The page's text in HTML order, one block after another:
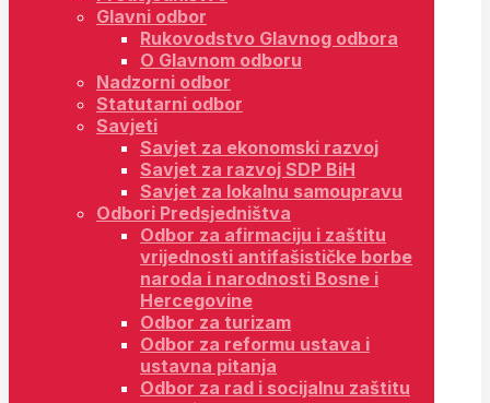
Glavni odbor
Rukovodstvo Glavnog odbora
O Glavnom odboru
Nadzorni odbor
Statutarni odbor
Savjeti
Savjet za ekonomski razvoj
Savjet za razvoj SDP BiH
Savjet za lokalnu samoupravu
Odbori Predsjedništva
Odbor za afirmaciju i zaštitu
vrijednosti antifašističke borbe
naroda i narodnosti Bosne i
Hercegovine
Odbor za turizam
Odbor za reformu ustava i
ustavna pitanja
Odbor za rad i socijalnu zaštitu